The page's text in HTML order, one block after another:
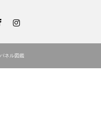
ネル図鑑